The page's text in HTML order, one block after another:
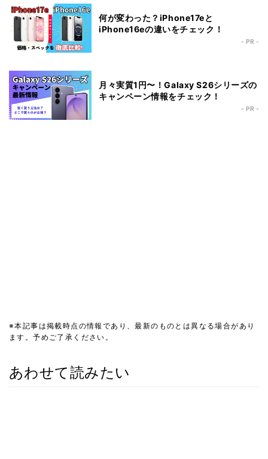
何が変わった？iPhone17eと
iPhone16eの違いをチェック！
- PR -
月々実質1円〜！Galaxy S26シリーズの
キャンペーン情報をチェック！
- PR -
※本記事は掲載時点の情報であり、最新のものとは異なる場合があり
ます。予めご了承ください。
あわせて読みたい